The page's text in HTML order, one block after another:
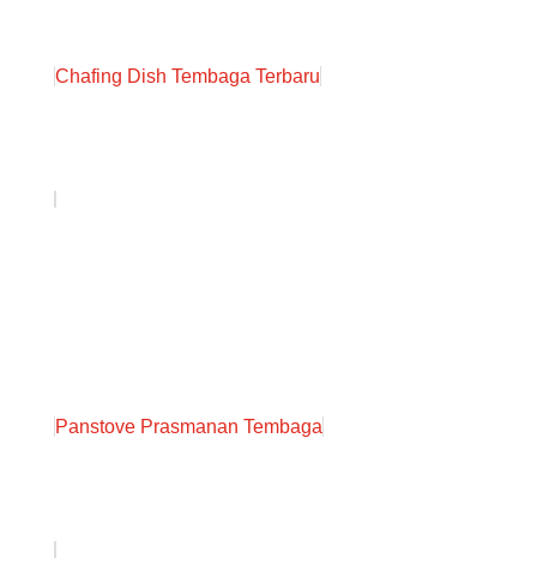
Chafing Dish Tembaga Terbaru
Panstove Prasmanan Tembaga